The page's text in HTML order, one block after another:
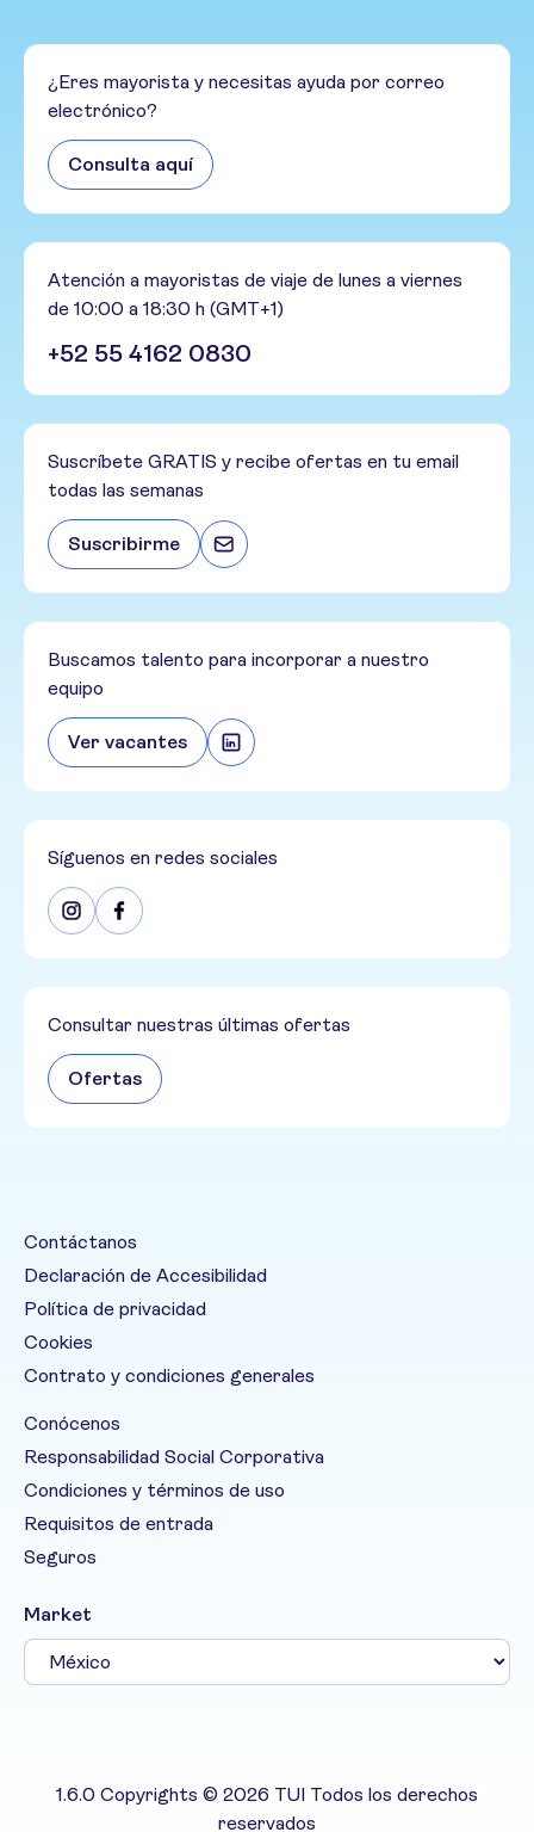
¿Eres mayorista y necesitas ayuda por correo
electrónico?
Consulta aquí
Atención a mayoristas de viaje de lunes a viernes
de 10:00 a 18:30 h (GMT+1)
+52 55 4162 0830
Suscríbete GRATIS y recibe ofertas en tu email
todas las semanas
Suscribirme
Buscamos talento para incorporar a nuestro
equipo
Ver vacantes
Síguenos en redes sociales
Consultar nuestras últimas ofertas
Ofertas
Contáctanos
Declaración de Accesibilidad
Política de privacidad
Cookies
Contrato y condiciones generales
Conócenos
Responsabilidad Social Corporativa
Condiciones y términos de uso
Requisitos de entrada
Seguros
Market
1.6.0 Copyrights © 2026 TUI Todos los derechos
reservados